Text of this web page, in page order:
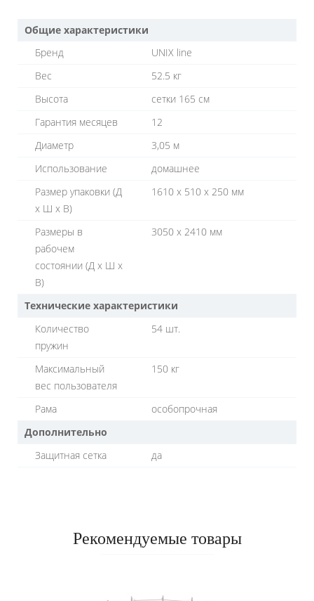
Общие характеристики
Бренд
UNIX line
Вес
52.5 кг
Высота
сетки 165 см
Гарантия месяцев
12
Диаметр
3,05 м
Использование
домашнее
Размер упаковки (Д
х Ш х В)
1610 х 510 х 250 мм
Размеры в
рабочем
состоянии (Д х Ш х
В)
3050 х 2410 мм
Технические характеристики
Количество
пружин
54 шт.
Максимальный
вес пользователя
150 кг
Рама
особопрочная
Дополнительно
Защитная сетка
да
Рекомендуемые товары